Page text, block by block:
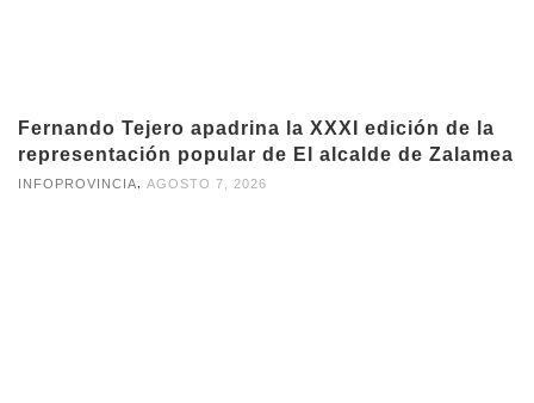
Fernando Tejero apadrina la XXXI edición de la
representación popular de El alcalde de Zalamea
INFOPROVINCIA AGOSTO 7, 2026